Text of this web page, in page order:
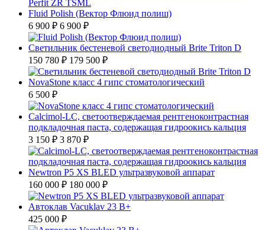
Fluid Polish (Вектор Флюид полиш)
6 900 ₽ 6 900 ₽
Светильник бестеневой светодиодный Brite Triton D
150 780 ₽ 179 500 ₽
NovaStone класс 4 гипс стоматологический
6 500 ₽
Calcimol-LC, светоотверждаемая рентгеноконтрастная
подкладочная паста, содержащая гидроокись кальция
3 150 ₽ 3 870 ₽
Newtron P5 XS BLED ультразвуковой аппарат
160 000 ₽ 180 000 ₽
Автоклав Vacuklav 23 B+
425 000 ₽